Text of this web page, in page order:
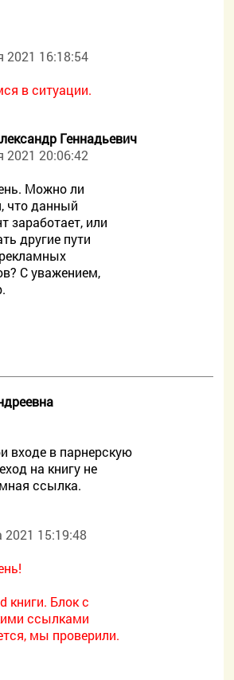
2021 16:18:54
в ситуации.
Геннадьевич
2021 20:06:42
Можно ли
что данный
заработает, или
другие пути
С уважением,
входе в парнерскую
на книгу не
ссылка.
2021 15:19:48
книги. Блок с
ссылками
мы проверили.